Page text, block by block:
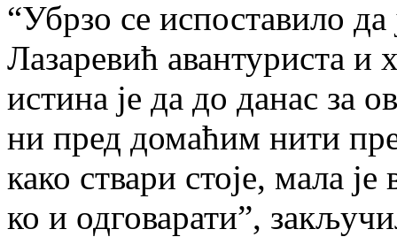
“Убрзо се испоставило да
Лазаревић авантуриста и
истина је да до данас за
ни пред домаћим нити
како ствари стоје, мала
ко и одговарати”,